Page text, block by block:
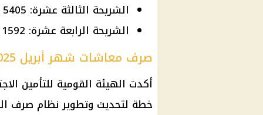
الشريحة الثالثة عشرة: 5405 جنيهات.
الشريحة الرابعة عشرة: 11592 جنيهًا.
صرف معاشات شهر أبريل 2025
أكدت الهيئة القومية للتأمين
خطة لتحديث وتطوير نظام صرف